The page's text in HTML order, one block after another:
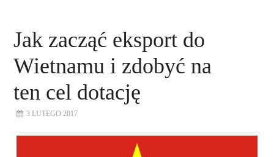
Jak zacząć eksport do
Wietnamu i zdobyć na
ten cel dotację
3 LUTEGO 2017